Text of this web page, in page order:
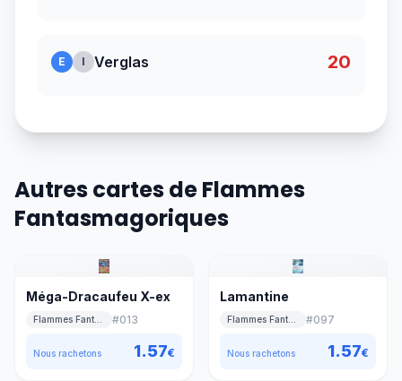
E I Verglas 20
Autres cartes de Flammes
Fantasmagoriques
Méga-Dracaufeu X-ex
#013
Nous rachetons 1.57€
Lamantine
#097
Nous rachetons 1.57€